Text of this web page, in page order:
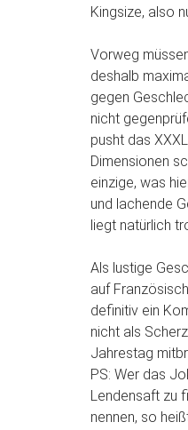
Kingsize, also
Vorweg
deshalb
gegen
nicht
pusht das
Dimensionen
einzige, was
und lachende
liegt natürlich
Als lustige
auf
definitiv ein
nicht als
Jahrestag
PS: Wer das
Lendensaft zu
nennen, so